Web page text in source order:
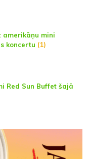
amerikāņu mini
koncertu (1)
Red Sun Buffet šajā